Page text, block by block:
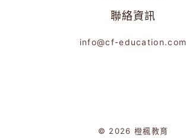
聯絡資訊
info@cf-education.com
© 2026 橙楓教育